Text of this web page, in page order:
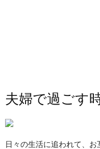
夫婦で過ごす
日々の生活に追われて、